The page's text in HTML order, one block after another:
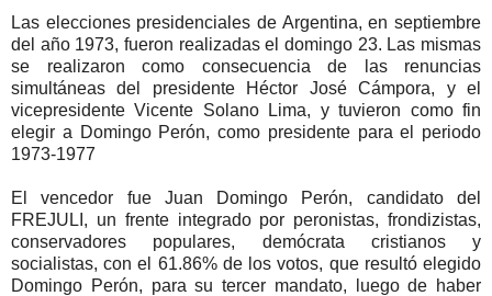
Las elecciones presidenciales de Argentina, en septiembre
del año 1973, fueron realizadas el domingo 23. Las mismas
se realizaron como consecuencia de las renuncias
simultáneas del presidente Héctor José Cámpora, y el
vicepresidente Vicente Solano Lima, y tuvieron como fin
elegir a Domingo Perón, como presidente para el periodo
1973-1977
El vencedor fue Juan Domingo Perón, candidato del
FREJULI, un frente integrado por peronistas, frondizistas,
conservadores populares, demócrata cristianos y
socialistas, con el 61.86% de los votos, que resultó elegido
Domingo Perón, para su tercer mandato, luego de haber